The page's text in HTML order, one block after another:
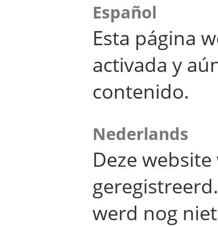
Español
Esta página
activada y
contenido.
Nederlands
Deze
werd nog